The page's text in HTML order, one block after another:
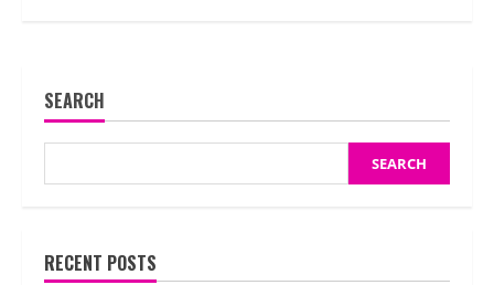
SEARCH
SEARCH
RECENT POSTS